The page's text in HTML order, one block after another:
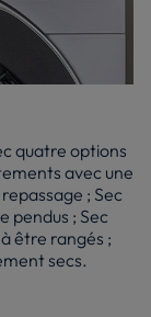
quatre options
avec une
; Sec
pendus ; Sec
être rangés ;
secs.